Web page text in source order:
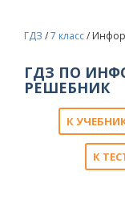
ГДЗ /7 класс/
ГДЗ ПО
РЕШЕБНИК
К
К